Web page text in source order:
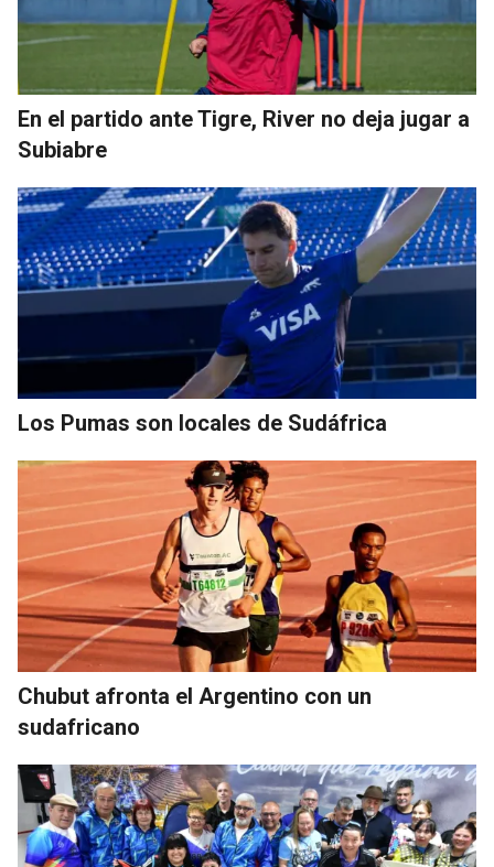
En el partido ante Tigre, River no deja jugar a
Subiabre
Los Pumas son locales de Sudáfrica
Chubut afronta el Argentino con un
sudafricano